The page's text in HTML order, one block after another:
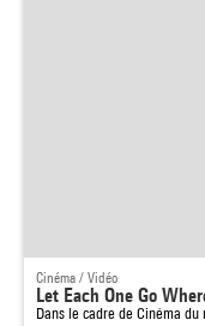
Cinéma / Vidéo
Let Each One Go
Dans le cadre de Cinéma du